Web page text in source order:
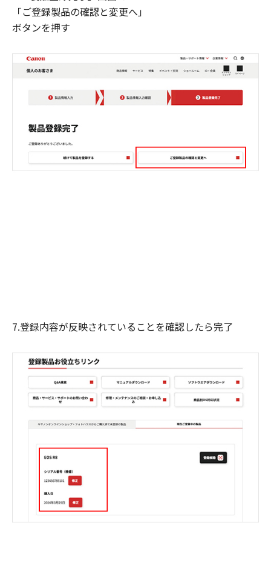
「ご登録製品の確認と変更へ」
ボタンを押す
7.登録内容が反映されていることを確認したら完了